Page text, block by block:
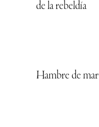
de la rebeldía
Hambre de mar